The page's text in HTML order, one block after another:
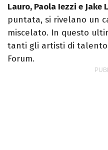
Lauro, Paola Iezzi e Jake
puntata, si rivelano un
miscelato. In questo
tanti gli artisti di
Forum.